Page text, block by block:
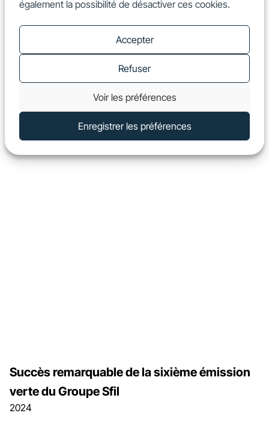
également la possibilité de désactiver ces cookies.
Accepter
Refuser
Voir les préférences
Enregistrer les préférences
2024
Succès remarquable de la sixième émission
verte du Groupe Sfil